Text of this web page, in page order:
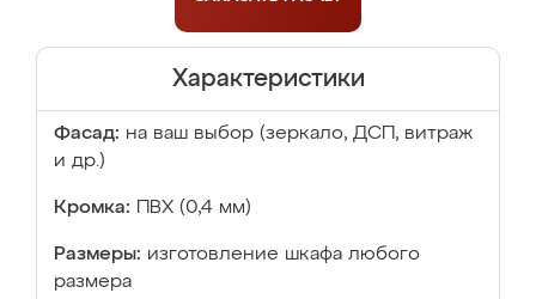
Характеристики
Фасад: на ваш выбор (зеркало, ДСП, витраж
и др.)
Кромка: ПВХ (0,4 мм)
Размеры: изготовление шкафа любого
размера